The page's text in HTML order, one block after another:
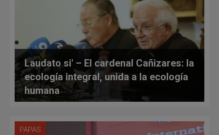
Laudato si' – El cardenal Cañizares: la
ecología integral, unida a la ecología
humana
PAPAS